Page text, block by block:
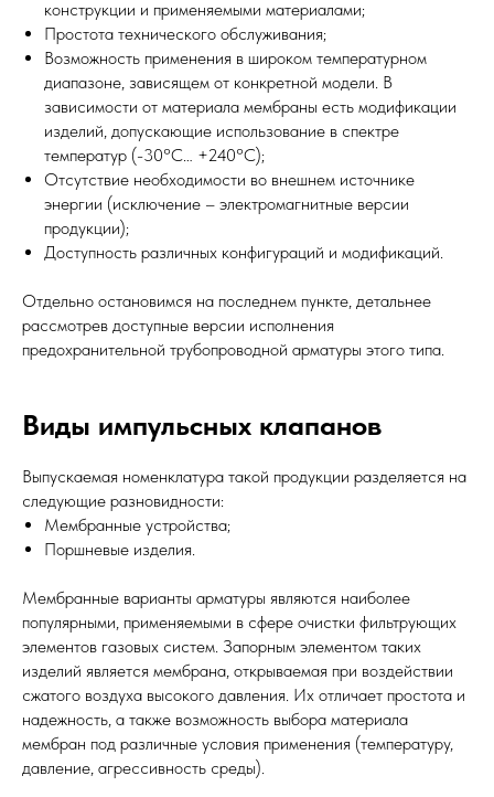
конструкции и применяемыми материалами;
Простота технического обслуживания;
Возможность применения в широком температурном
диапазоне, зависящем от конкретной модели. В
зависимости от материала мембраны есть модификации
изделий, допускающие использование в спектре
температур (-30°С… +240°С);
Отсутствие необходимости во внешнем источнике
энергии (исключение – электромагнитные версии
продукции);
Доступность различных конфигураций и модификаций.
Отдельно остановимся на последнем пункте, детальнее
рассмотрев доступные версии исполнения
предохранительной трубопроводной арматуры этого типа.
Виды импульсных клапанов
Выпускаемая номенклатура такой продукции разделяется на
следующие разновидности:
Мембранные устройства;
Поршневые изделия.
Мембранные варианты арматуры являются наиболее
популярными, применяемыми в сфере очистки фильтрующих
элементов газовых систем. Запорным элементом таких
изделий является мембрана, открываемая при воздействии
сжатого воздуха высокого давления. Их отличает простота и
надежность, а также возможность выбора материала
мембран под различные условия применения (температуру,
давление, агрессивность среды).